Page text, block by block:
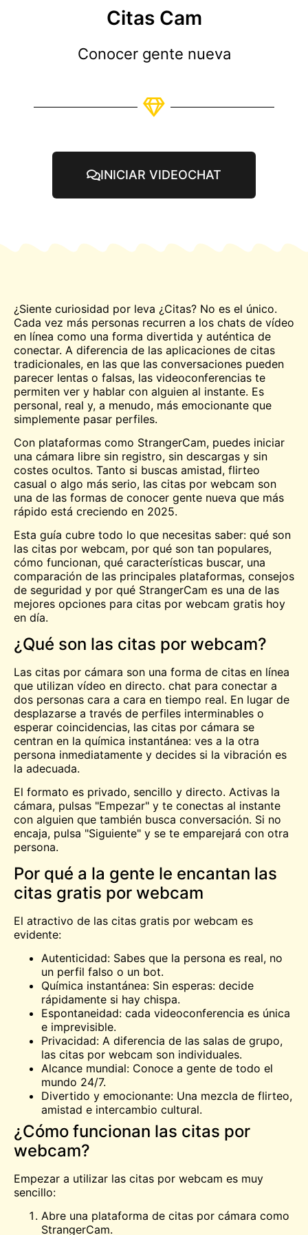
Citas Cam
Conocer gente nueva
INICIAR VIDEOCHAT
¿Siente curiosidad por leva ¿Citas? No es el único.
Cada vez más personas recurren a los chats de vídeo
en línea como una forma divertida y auténtica de
conectar. A diferencia de las aplicaciones de citas
tradicionales, en las que las conversaciones pueden
parecer lentas o falsas, las videoconferencias te
permiten ver y hablar con alguien al instante. Es
personal, real y, a menudo, más emocionante que
simplemente pasar perfiles.
Con plataformas como StrangerCam, puedes iniciar
una cámara libre sin registro, sin descargas y sin
costes ocultos. Tanto si buscas amistad, flirteo
casual o algo más serio, las citas por webcam son
una de las formas de conocer gente nueva que más
rápido está creciendo en 2025.
Esta guía cubre todo lo que necesitas saber: qué son
las citas por webcam, por qué son tan populares,
cómo funcionan, qué características buscar, una
comparación de las principales plataformas, consejos
de seguridad y por qué StrangerCam es una de las
mejores opciones para citas por webcam gratis hoy
en día.
¿Qué son las citas por webcam?
Las citas por cámara son una forma de citas en línea
que utilizan vídeo en directo. chat para conectar a
dos personas cara a cara en tiempo real. En lugar de
desplazarse a través de perfiles interminables o
esperar coincidencias, las citas por cámara se
centran en la química instantánea: ves a la otra
persona inmediatamente y decides si la vibración es
la adecuada.
El formato es privado, sencillo y directo. Activas la
cámara, pulsas "Empezar" y te conectas al instante
con alguien que también busca conversación. Si no
encaja, pulsa "Siguiente" y se te emparejará con otra
persona.
Por qué a la gente le encantan las
citas gratis por webcam
El atractivo de las citas gratis por webcam es
evidente:
Autenticidad: Sabes que la persona es real, no
un perfil falso o un bot.
Química instantánea: Sin esperas: decide
rápidamente si hay chispa.
Espontaneidad: cada videoconferencia es única
e imprevisible.
Privacidad: A diferencia de las salas de grupo,
las citas por webcam son individuales.
Alcance mundial: Conoce a gente de todo el
mundo 24/7.
Divertido y emocionante: Una mezcla de flirteo,
amistad e intercambio cultural.
¿Cómo funcionan las citas por
webcam?
Empezar a utilizar las citas por webcam es muy
sencillo:
Abre una plataforma de citas por cámara como
StrangerCam.